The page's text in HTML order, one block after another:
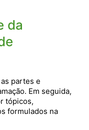
da
partes e
Em seguida,
tópicos,
formulados na